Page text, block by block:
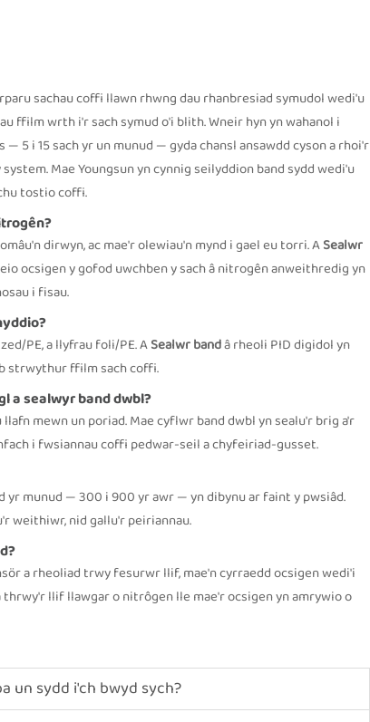
sachau coffi llawn rhwng dau rhanbresiad symudol wedi'u
ffilm wrth i'r sach symud o'i blith. Wneir hyn yn wahanol i
5 i 15 sach yr un munud — gyda chansl ansawdd cyson a rhoi'r
Mae Youngsun yn cynnig seilyddion band sydd wedi'u
tostio coffi.
dirwyn, ac mae'r olewiau'n mynd i gael eu torri. ASealwr
ocsigen y gofod uwchben y sach â nitrogên anweithredig yn
i fisau.
PE, a llyfrau foli/PE. ASealwr bandâ rheoli PID digidol yn
strwythur ffilm sach coffi.
a sealwyr band dwbl?
llafn mewn un poriad. Mae cyflwr band dwbl yn sealu'r brig a'r
i fwsiannau coffi pedwar-seil a chyfeiriad-gusset.
yr munud — 300 i 900 yr awr — yn dibynu ar faint y pwsiâd.
weithiwr, nid gallu'r peiriannau.
a rheoliad trwy fesurwr llif, mae'n cyrraedd ocsigen wedi'i
llif llawgar o nitrôgen lle mae'r ocsigen yn amrywio o
un sydd i'ch bwyd sych?